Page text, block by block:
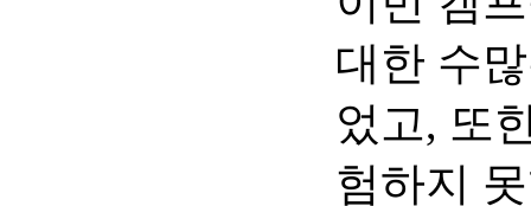
대한 수
었고, 또
험하지